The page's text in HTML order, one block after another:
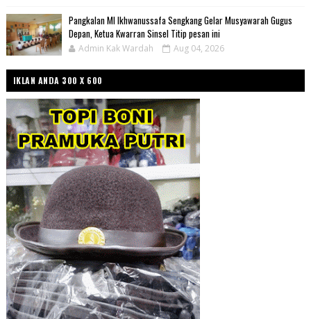
Pangkalan MI Ikhwanussafa Sengkang Gelar Musyawarah Gugus
Depan, Ketua Kwarran Sinsel Titip pesan ini
Admin Kak Wardah Aug 04, 2026
IKLAN ANDA 300 X 600